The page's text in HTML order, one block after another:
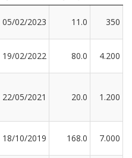
05/02/2023 11.0 350
19/02/2022 80.0 4.200
22/05/2021 20.0 1.200
18/10/2019 168.0 7.000